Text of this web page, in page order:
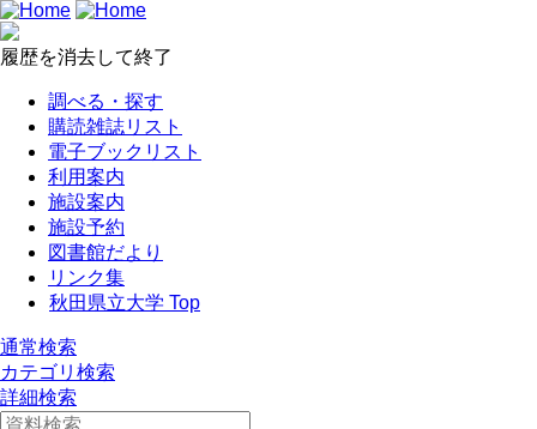
履歴を消去して終了
調べる・探す
購読雑誌リスト
電子ブックリスト
利用案内
施設案内
施設予約
図書館だより
リンク集
秋田県立大学 Top
通常検索
カテゴリ検索
詳細検索